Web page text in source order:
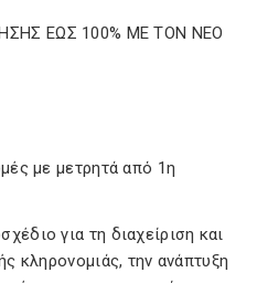
με μετρητά από 1η
για τη διαχείριση και
κληρονομιάς, την ανάπτυξη
ΕΩΣ 100% ΜΕ ΤΟΝ ΝΕΟ